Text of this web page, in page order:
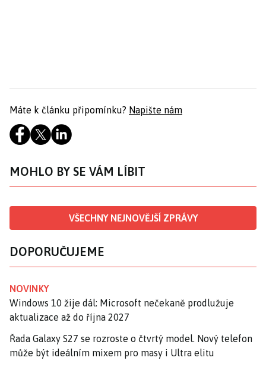
Máte k článku připomínku? Napište nám
MOHLO BY SE VÁM LÍBIT
VŠECHNY NEJNOVĚJŠÍ ZPRÁVY
DOPORUČUJEME
NOVINKY
Windows 10 žije dál: Microsoft nečekaně prodlužuje
aktualizace až do října 2027
Řada Galaxy S27 se rozroste o čtvrtý model. Nový telefon
může být ideálním mixem pro masy i Ultra elitu